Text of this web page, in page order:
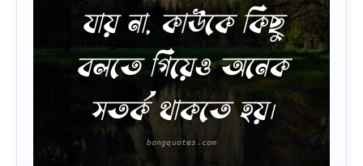
যায় না, কাউকে কিছু
বলতে গিয়েও অনেক
সতর্ক থাকতে হয়।